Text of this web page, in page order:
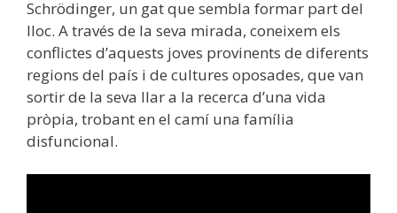
Schrödinger, un gat que sembla formar part del
lloc. A través de la seva mirada, coneixem els
conflictes d’aquests joves provinents de diferents
regions del país i de cultures oposades, que van
sortir de la seva llar a la recerca d’una vida
pròpia, trobant en el camí una família
disfuncional.